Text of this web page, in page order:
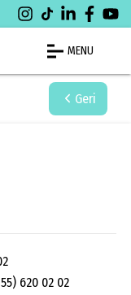
MENU
Geri
620 02 02